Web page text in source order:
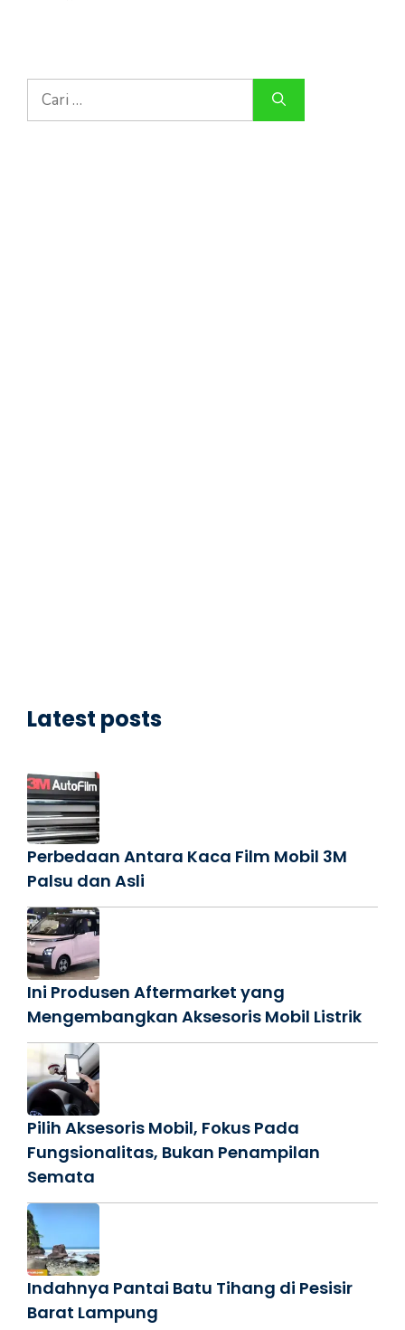
Cari
untuk:
Latest posts
Perbedaan Antara Kaca Film Mobil 3M
Palsu dan Asli
Ini Produsen Aftermarket yang
Mengembangkan Aksesoris Mobil Listrik
Pilih Aksesoris Mobil, Fokus Pada
Fungsionalitas, Bukan Penampilan
Semata
Indahnya Pantai Batu Tihang di Pesisir
Barat Lampung